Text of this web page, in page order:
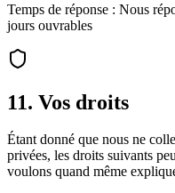
Temps de réponse : Nous
jours ouvrables
11. Vos droits
Étant donné que nous ne
privées, les droits suivants
voulons quand même